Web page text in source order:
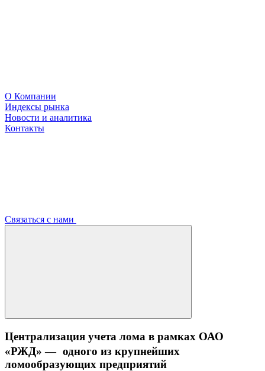
О Компании
Индексы рынка
Новости и аналитика
Контакты
Связаться с нами
Централизация учета лома в рамках ОАО
«РЖД» — одного из крупнейших
ломообразующих предприятий